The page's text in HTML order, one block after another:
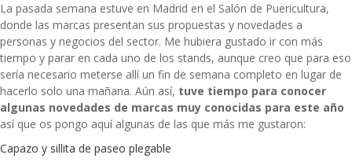
La pasada semana estuve en Madrid en el Salón de Puericultura,
donde las marcas presentan sus propuestas y novedades a
personas y negocios del sector. Me hubiera gustado ir con más
tiempo y parar en cada uno de los stands, aunque creo que para eso
sería necesario meterse allí un fin de semana completo en lugar de
hacerlo solo una mañana. Aún así, tuve tiempo para conocer
algunas novedades de marcas muy conocidas para este año
así que os pongo aquí algunas de las que más me gustaron:
Capazo y sillita de paseo plegable